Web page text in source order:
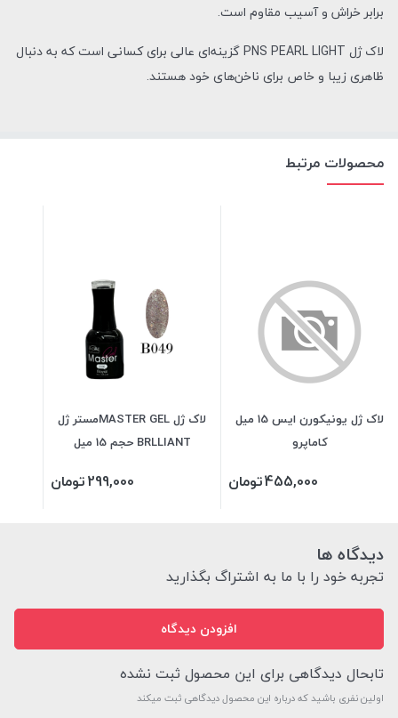
برابر خراش و آسیب مقاوم است.
لاک ژل PNS PEARL LIGHT گزینه‌ای عالی برای کسانی است که به دنبال
ظاهری زیبا و خاص برای ناخن‌های خود هستند.
محصولات مرتبط
لاک ژل یونیکورن ایس 15 میل
کاماپرو
455,000تومان
لاک ژل MASTER GELمستر ژل
BRLLIANT حجم 15 میل
299,000تومان
دیدگاه ها
تجربه خود را با ما به اشتراگ بگذارید
افزودن دیدگاه
تابحال دیدگاهی برای این محصول ثبت نشده
اولین نفری باشید که درباره این محصول دیدگاهی ثبت میکند